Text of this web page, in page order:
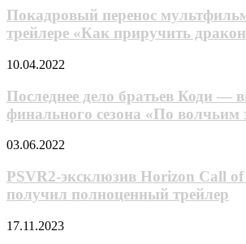
Китая
ужастика
«Дух
мультфильма
полном
«Как
дракона»
Покадровый перенос
трейлере «Как приручить
Последнее
братьев
Коди
—
трейлер
сезона
«По
законам»
10.04.2022
Последнее дело братьев Коди —
финального сезона «По волчьим
PSVR2-
Horizon
Call
of
Mountain
03.06.2022
PSVR2-эксклюзив Horizon Call
получил полноценный трейлер
KГ
17.11.2023